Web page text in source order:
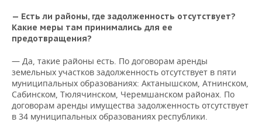
— Есть ли районы, где задолженность отсутствует?
Какие меры там принимались для ее
предотвращения?
— Да, такие районы есть. По договорам аренды
земельных участков задолженность отсутствует в пяти
муниципальных образованиях: Актанышском, Атнинском,
Сабинском, Тюлячинском, Черемшанском районах. По
договорам аренды имущества задолженность отсутствует
в 34 муниципальных образованиях республики.